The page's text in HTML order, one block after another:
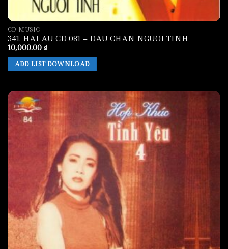
CD MUSIC
341. HAI AU CD 081 – DAU CHAN NGUOI TINH
10,000.00 ₫
ADD LIST DOWNLOAD